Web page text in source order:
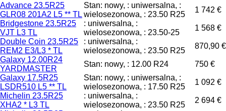
Advance 23.5R25
GLR08 201A2 L5 ** TL
Stan: nowy, : uniwersalna, :
wielosezonowa, : 23.50 R25
1 742 €
Bridgestone 23.5R25
VJT L3 TL
: uniwersalna, :
wielosezonowa, : 23.50-25
1 568 €
Double Coin 23.5R25
REM2 E3/L3 * TL
: uniwersalna, :
wielosezonowa, : 23.50 R25
870,90 €
Galaxy 12.00R24
YARDMASTER
Stan: nowy, : 12.00 R24
750 €
Galaxy 17.5R25
LSDR510 L5 ** TL
Stan: nowy, : uniwersalna, :
wielosezonowa, : 17.50 R25
1 092 €
Michelin 23.5R25
XHA2 * L3 TL
: uniwersalna, :
wielosezonowa, : 23.50 R25
2 694 €